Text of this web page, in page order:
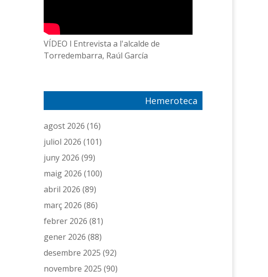
VÍDEO l Entrevista a l'alcalde de
Torredembarra, Raúl García
Hemeroteca
agost 2026 (16)
juliol 2026 (101)
juny 2026 (99)
maig 2026 (100)
abril 2026 (89)
març 2026 (86)
febrer 2026 (81)
gener 2026 (88)
desembre 2025 (92)
novembre 2025 (90)